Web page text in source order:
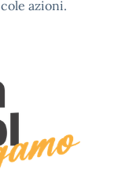
azioni.